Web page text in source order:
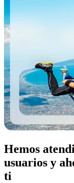
Hemos
usuarios y
ti